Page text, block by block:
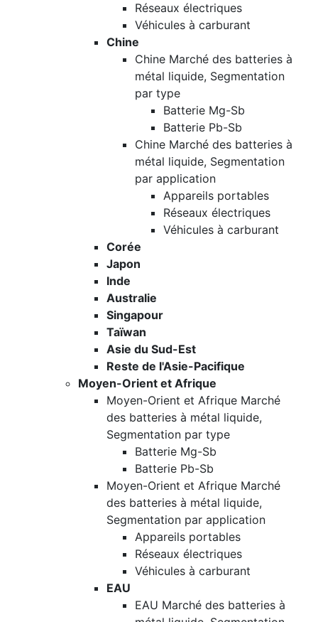
Réseaux électriques
Véhicules à carburant
Chine
Chine Marché des batteries à
métal liquide, Segmentation
par type
Batterie Mg-Sb
Batterie Pb-Sb
Chine Marché des batteries à
métal liquide, Segmentation
par application
Appareils portables
Réseaux électriques
Véhicules à carburant
Corée
Japon
Inde
Australie
Singapour
Taïwan
Asie du Sud-Est
Reste de l'Asie-Pacifique
Moyen-Orient et Afrique
Moyen-Orient et Afrique Marché
des batteries à métal liquide,
Segmentation par type
Batterie Mg-Sb
Batterie Pb-Sb
Moyen-Orient et Afrique Marché
des batteries à métal liquide,
Segmentation par application
Appareils portables
Réseaux électriques
Véhicules à carburant
EAU
EAU Marché des batteries à